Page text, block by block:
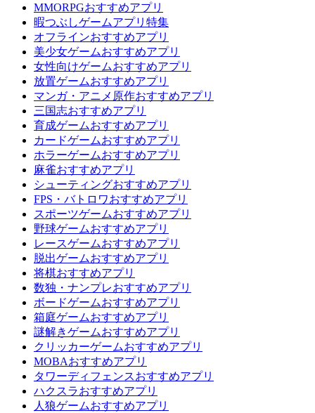
MMORPGおすすめアプリ
暇つぶしゲームアプリ特集
オフラインおすすめアプリ
美少女ゲームおすすめアプリ
女性向けゲームおすすめアプリ
放置ゲームおすすめアプリ
マンガ・アニメ原作おすすめアプリ
三国志おすすめアプリ
育成ゲームおすすめアプリ
カードゲームおすすめアプリ
ホラーゲームおすすめアプリ
麻雀おすすめアプリ
シューティングおすすめアプリ
FPS・バトロワおすすめアプリ
スポーツゲームおすすめアプリ
野球ゲームおすすめアプリ
レースゲームおすすめアプリ
脱出ゲームおすすめアプリ
将棋おすすめアプリ
数独・ナンプレおすすめアプリ
ボードゲームおすすめアプリ
箱庭ゲームおすすめアプリ
謎解きゲームおすすめアプリ
クリッカーゲームおすすめアプリ
MOBAおすすめアプリ
タワーディフェンスおすすめアプリ
ハクスラおすすめアプリ
人狼ゲームおすすめアプリ